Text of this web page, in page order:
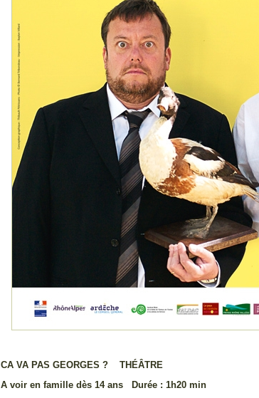
CA VA PAS GEORGES ? THÉÂTRE
A voir en famille dès 14 ans Durée : 1h20 min